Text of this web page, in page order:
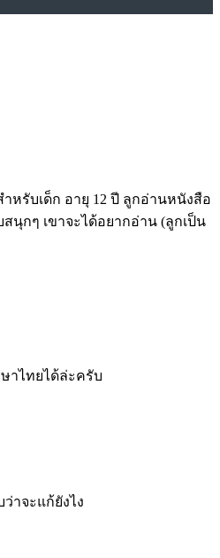
หรับเด็ก อายุ 12 ปี ลูกอ่านหนังสือ
นุกๆ เขาจะได้อยากอ่าน (ลูกเป็น
าไทยได้ล่ะครับ
าจะแก้ยังไง